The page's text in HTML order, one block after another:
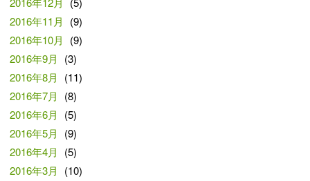
2016年11月
(9)
2016年10月
(9)
2016年9月
(3)
2016年8月
(11)
2016年7月
(8)
2016年6月
(5)
2016年5月
(9)
2016年4月
(5)
2016年3月
(10)